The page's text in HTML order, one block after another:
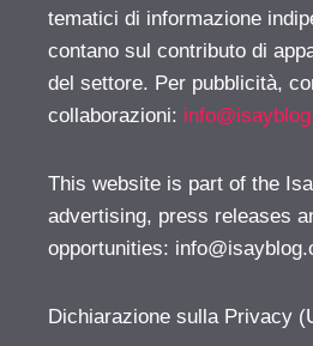
tematici di informazione
contano sul contributo di
del settore. Per pubblicità,
collaborazioni:
This website is part of the
advertising, press releases
opportunities:
Dichiarazione sulla Privacy